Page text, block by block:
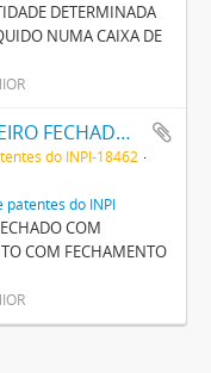
DETERMINADA
NUMA CAIXA DE
UM NOVO ASSUCAREIRO FECHADO COM ABERTURA DE ESCOAMENTO COM FECHAMENTO AUTOMATICO
do INPI-18462
patentes do INPI
COM
COM FECHAMENTO